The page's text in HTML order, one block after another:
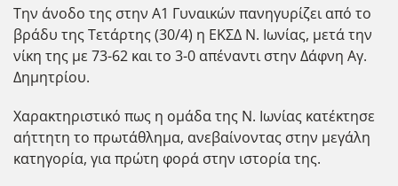
Την άνοδο της στην Α1 Γυναικών πανηγυρίζει από το
βράδυ της Τετάρτης (30/4) η ΕΚΣΔ Ν. Ιωνίας, μετά την
νίκη της με 73-62 και το 3-0 απέναντι στην Δάφνη Αγ.
Δημητρίου.
Χαρακτηριστικό πως η ομάδα της Ν. Ιωνίας κατέκτησε
αήττητη το πρωτάθλημα, ανεβαίνοντας στην μεγάλη
κατηγορία, για πρώτη φορά στην ιστορία της.